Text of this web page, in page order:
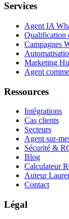
Services
Agent IA
Qualification
Campagnes
Marketing
Agent
Ressources
Intégrations
Cas clients
Secteurs
Agent sur-
Sécurité &
Blog
Calculateur
Auteur
Contact
Légal